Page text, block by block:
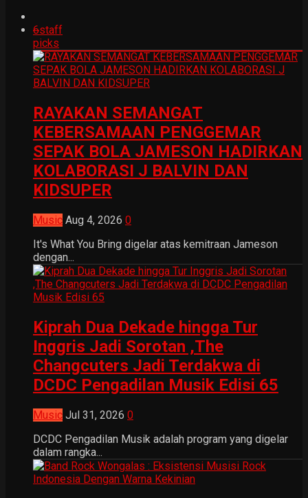
6staff
picks
RAYAKAN SEMANGAT
KEBERSAMAAN PENGGEMAR
SEPAK BOLA JAMESON HADIRKAN
KOLABORASI J BALVIN DAN
KIDSUPER
Music Aug 4, 2026 0
It's What You Bring digelar atas kemitraan Jameson
dengan...
Kiprah Dua Dekade hingga Tur
Inggris Jadi Sorotan ,The
Changcuters Jadi Terdakwa di
DCDC Pengadilan Musik Edisi 65
Music Jul 31, 2026 0
DCDC Pengadilan Musik adalah program yang digelar
dalam rangka...